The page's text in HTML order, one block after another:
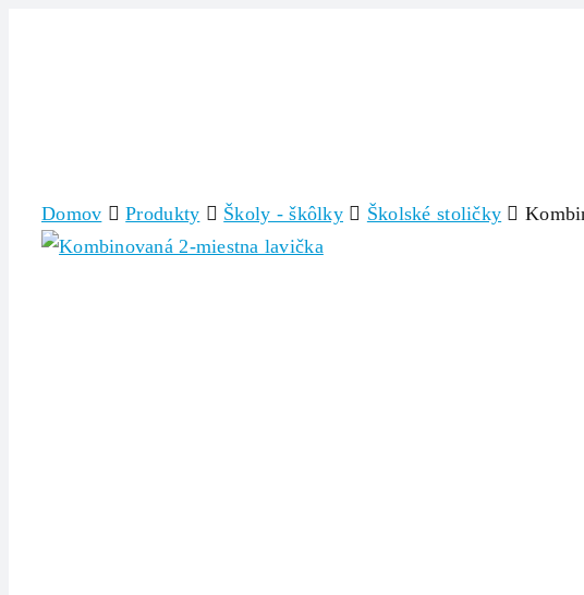
Domov Produkty Školy - škôlky Školské stoličky